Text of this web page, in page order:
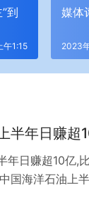
到
午1:15
媒体
2023
半年日赚
年日赚超10亿,
国海洋石油上